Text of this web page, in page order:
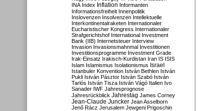
INA Index Inflation Informanten
Informationsfreiheit Innenpolitik
Inslovenzen Insolvenzen Intellektuelle
Interkontinentalraketen Internationaler
Eucharistischer Kongress Internationaler
Strafgerichtshof International Investment
Bank (IIB) Internetsteuer Interview
Invasion Invasionsmahnmal Investitionen
Investitionsprogramme Investment Grade
Irak-Einsatz Irakisch-Kurdistan Iran IS ISIS
Islam Islamismus Isolationismus Israel
Istanbuler Konvention István Bethlen István
Pukli István Pásztor István Szabó István
Tarlós István Tisza István Vágó Italien Ivo
Sanader IWF Jahresprognose
Jahresrückblick Jahrestag James Corney
Jean-Claude Juncker Jean Asselborn
Jenő Rácz Jerusalem Jewgeni Prigoschin